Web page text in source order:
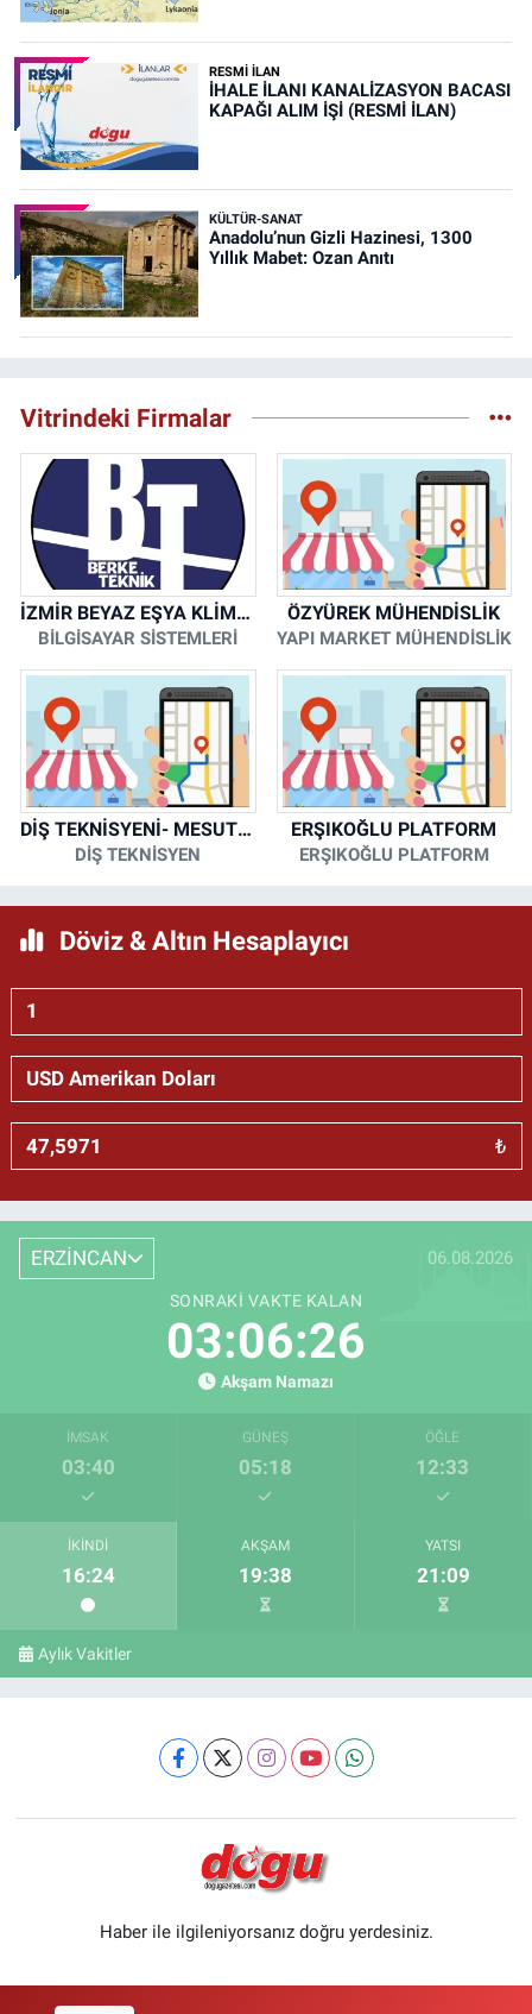
RESMİ İLAN
İHALE İLANI KANALİZASYON BACASI
KAPAĞI ALIM İŞİ (RESMİ İLAN)
KÜLTÜR-SANAT
Anadolu’nun Gizli Hazinesi, 1300
Yıllık Mabet: Ozan Anıtı
Vitrindeki Firmalar
İZMİR BEYAZ EŞYA KLİMA KOMBİ SERVİSİ
BİLGİSAYAR SİSTEMLERİ
ÖZYÜREK MÜHENDİSLİK
YAPI MARKET MÜHENDİSLİK
DİŞ TEKNİSYENİ- MESUT KORKMAZ
DİŞ TEKNİSYEN
ERŞIKOĞLU PLATFORM
ERŞIKOĞLU PLATFORM
Döviz & Altın Hesaplayıcı
₺
ERZİNCAN 06.08.2026
SONRAKI VAKTE KALAN
03:06:25
Akşam Namazı
İMSAK
03:40
GÜNEŞ
05:18
ÖĞLE
12:33
İKINDI
16:24
AKŞAM
19:38
YATSI
21:09
Aylık Vakitler
Haber ile ilgileniyorsanız doğru yerdesiniz.